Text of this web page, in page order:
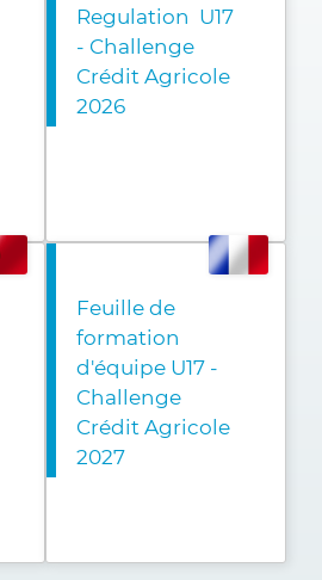
Regulation U17
- Challenge
Crédit Agricole
2026
Feuille de
formation
d'équipe U17 -
Challenge
Crédit Agricole
2027